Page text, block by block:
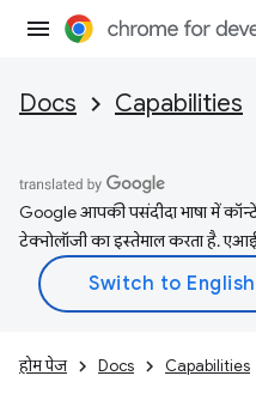
Docs Capabilities
Google आपकी पसंदीदा भाषा में
टेक्नोलॉजी का इस्तेमाल करता है.
होम पेज Docs Capabilities